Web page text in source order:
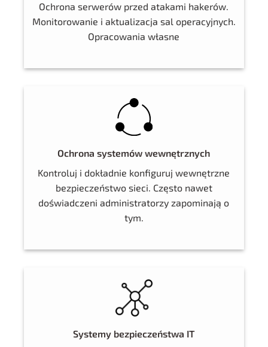
Ochrona serwerów przed atakami hakerów.
Monitorowanie i aktualizacja sal operacyjnych.
Opracowania własne
Ochrona systemów wewnętrznych
Kontroluj i dokładnie konfiguruj wewnętrzne
bezpieczeństwo sieci. Często nawet
doświadczeni administratorzy zapominają o
tym.
Systemy bezpieczeństwa IT